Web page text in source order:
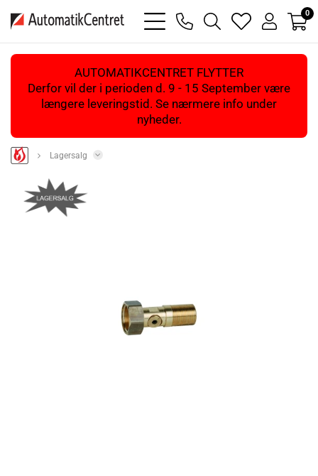
bars
light
phone
magnifying
glass
heart
light
user
light
0
AUTOMATIKCENTRET FLYTTER
Derfor vil der i perioden d. 9 - 15 September være
længere leveringstid. Se nærmere info under
nyheder.
Lagersalg